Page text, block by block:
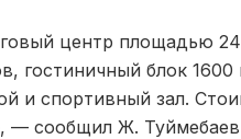
центр площадью
гостиничный блок
и спортивный зал.
— сообщил Ж.